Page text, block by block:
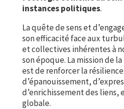
instances politiques.
La quête de sens et
son efficacité face aux
et collectives inhérentes à
son époque. La mission de
est de renforcer la
d’épanouissement,
d’enrichissement des liens,
globale.